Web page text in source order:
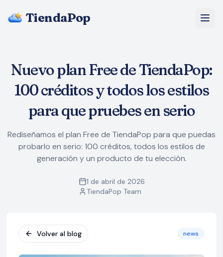
TiendaPop
Preguntas Frecuentes
Empezar gratis
Nuevo plan Free de TiendaPop:
100 créditos y todos los estilos
para que pruebes en serio
Rediseñamos el plan Free de TiendaPop para que puedas
probarlo en serio: 100 créditos, todos los estilos de
generación y un producto de tu elección.
1 de abril de 2026
TiendaPop Team
Volver al blog news